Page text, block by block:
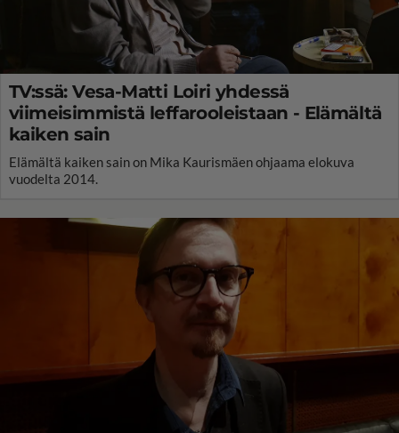
TV:ssä: Vesa-Matti Loiri yhdessä
viimeisimmistä leffarooleistaan - Elämältä
kaiken sain
Elämältä kaiken sain on Mika Kaurismäen ohjaama elokuva
vuodelta 2014.